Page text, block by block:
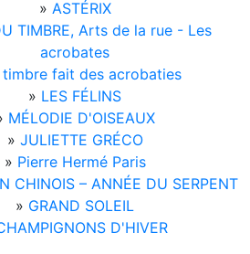
» ASTÉRIX
TIMBRE, Arts de la rue - Les
acrobates
timbre fait des acrobaties
» LES FÉLINS
MÉLODIE D'OISEAUX
» JULIETTE GRÉCO
» Pierre Hermé Paris
CHINOIS – ANNÉE DU SERPENT
» GRAND SOLEIL
D'HIVER